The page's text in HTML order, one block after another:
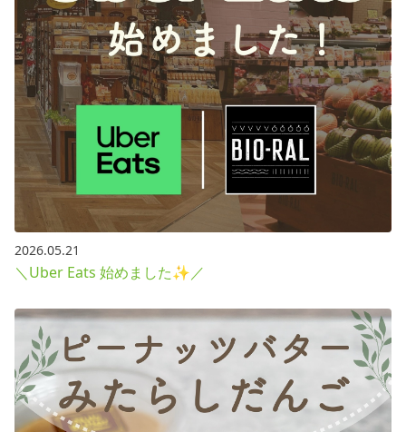
2026.05.21
＼Uber Eats 始めました✨／